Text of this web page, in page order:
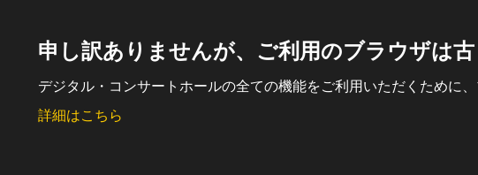
申し訳ありませんが、ご利用のブラウザは
デジタル・コンサートホールの全ての機能をご利用いただくために
詳細はこちら